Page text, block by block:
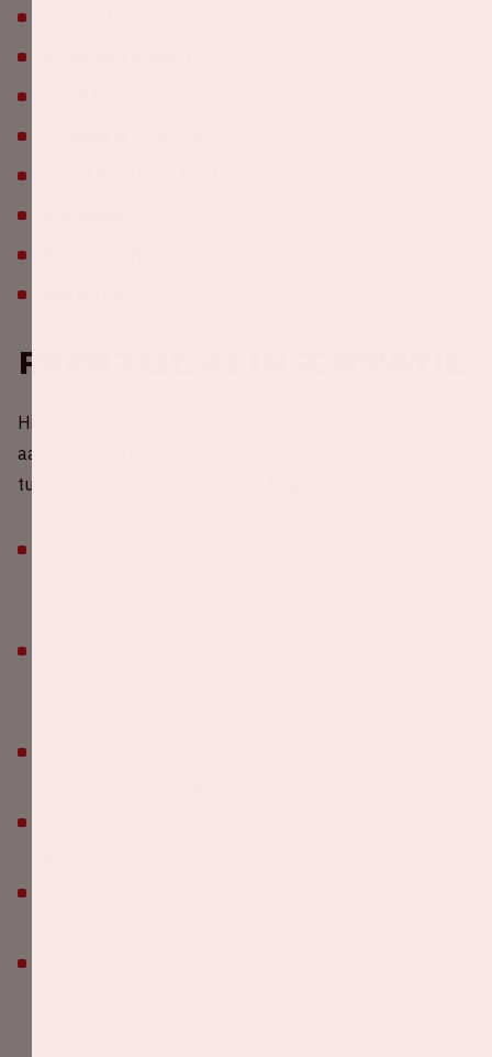
Praktische informatie
Hieronder vind je praktische informatie over je bezoek
aan de Johan Cruijff ArenA. Heb je een vraag die hier niet
tussenstaat? Bezoek dan onze